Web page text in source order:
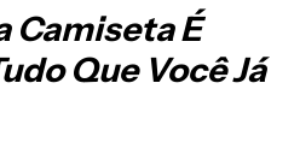
Camiseta É
Que Você Já